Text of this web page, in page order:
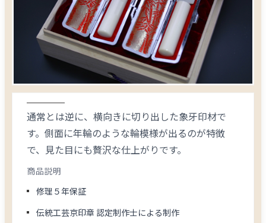
通常とは逆に、横向きに切り出した象牙印材で
す。側面に年輪のような輪模様が出るのが特徴
で、見た目にも贅沢な仕上がりです。
商品説明
修理５年保証
伝統工芸京印章 認定制作士による制作